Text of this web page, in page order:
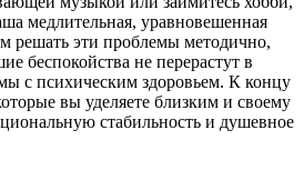
медлительная, уравновешенная
решать эти проблемы методично,
беспокойства не перерастут в
с психическим здоровьем. К концу
вы уделяете близким и своему
стабильность и душевное